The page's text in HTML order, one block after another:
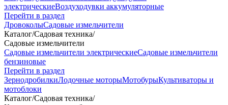
электрическиеВоздуходувки аккумуляторные
Перейти в раздел
ДровоколыСадовые измельчители
Каталог/Садовая техника/
Садовые измельчители
Садовые измельчители электрическиеСадовые измельчители
бензиновые
Перейти в раздел
ЗернодробилкиЛодочные моторыМотобурыКультиваторы и
мотоблоки
Каталог/Садовая техника/